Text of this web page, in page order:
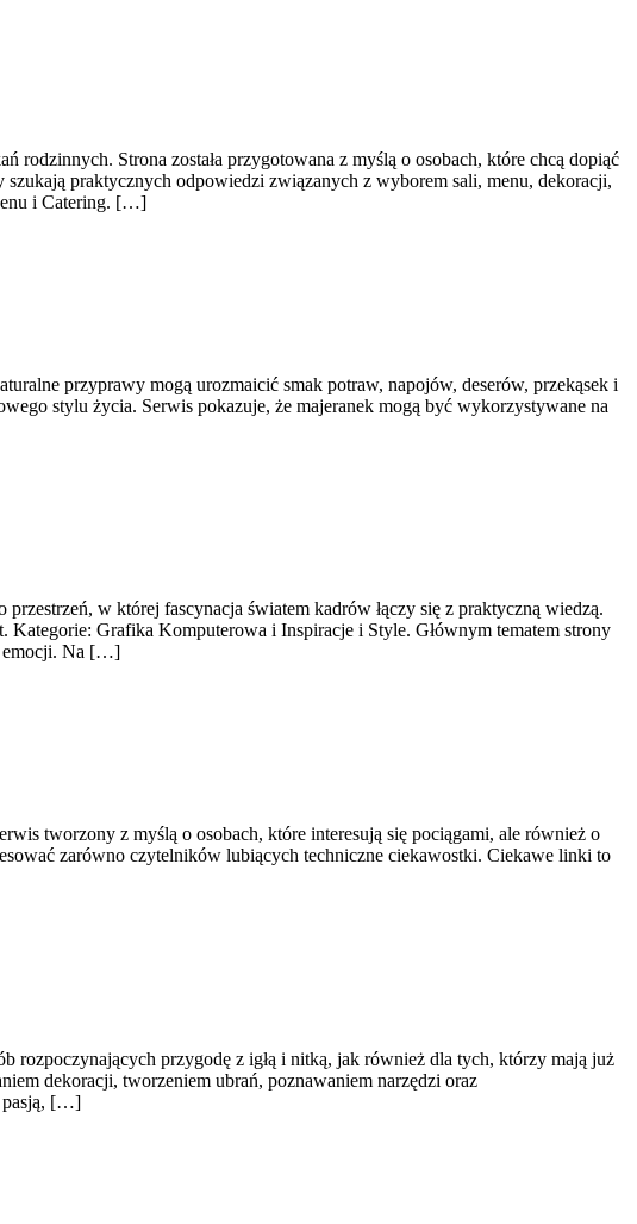
Strona została przygotowana z myślą o osobach, które chcą dopiąć
praktycznych odpowiedzi związanych z wyborem sali, menu, dekoracji,
i Catering. […]
przyprawy mogą urozmaicić smak potraw, napojów, deserów, przekąsek i
stylu życia. Serwis pokazuje, że majeranek mogą być wykorzystywane na
w której fascynacja światem kadrów łączy się z praktyczną wiedzą.
Kategorie: Grafika Komputerowa i Inspiracje i Style. Głównym tematem strony
emocji. Na […]
tworzony z myślą o osobach, które interesują się pociągami, ale również o
zarówno czytelników lubiących techniczne ciekawostki. Ciekawe linki to
rozpoczynających przygodę z igłą i nitką, jak również dla tych, którzy mają już
dekoracji, tworzeniem ubrań, poznawaniem narzędzi oraz
pasją, […]